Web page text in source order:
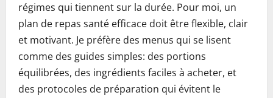
régimes qui tiennent sur la durée. Pour moi, un
plan de repas santé efficace doit être flexible, clair
et motivant. Je préfère des menus qui se lisent
comme des guides simples: des portions
équilibrées, des ingrédients faciles à acheter, et
des protocoles de préparation qui évitent le